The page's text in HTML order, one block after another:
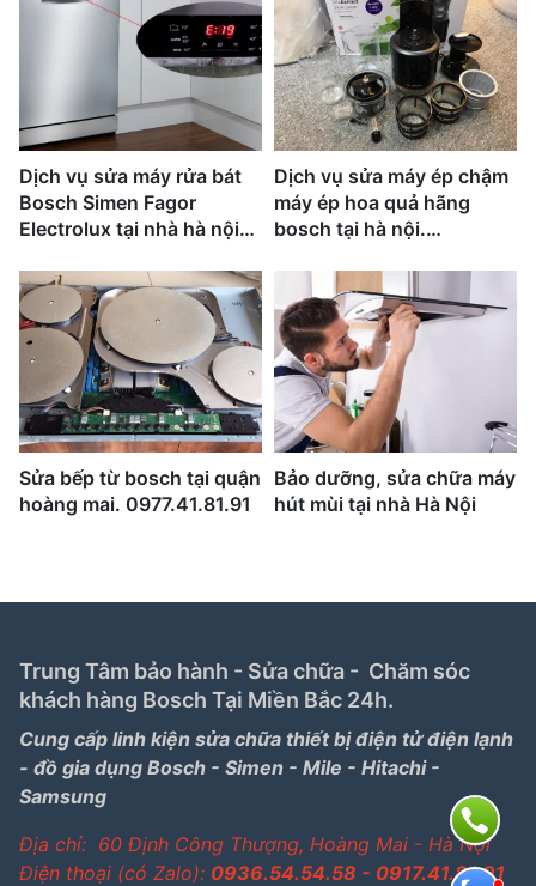
Dịch vụ sửa máy rửa bát
Bosch Simen Fagor
Electrolux tại nhà hà nội
Dịch vụ sửa máy ép chậm
máy ép hoa quả hãng
bosch tại hà nội.
Sửa bếp từ bosch tại quận
hoàng mai. 0977.41.81.91
Bảo dưỡng, sửa chữa máy
hút mùi tại nhà Hà Nội
Trung Tâm bảo hành - Sửa chữa - Chăm sóc
khách hàng Bosch Tại Miền Bắc 24h.
Cung cấp linh kiện sửa chữa thiết bị điện tử điện lạnh
- đồ gia dụng Bosch - Simen - Mile - Hitachi -
Samsung
Địa chỉ: 60 Định Công Thượng, Hoàng Mai - Hà Nội
Điện thoại (có Zalo): 0936.54.54.58 - 0917.41.81.91